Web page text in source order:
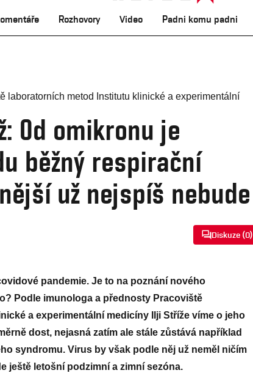
Rozhovory Video Padni komu padni
Od omikronu je
běžný respirační
už nejspíš nebude
Diskuze (0)
pandemie. Je to na poznání nového
Podle imunologa a přednosty Pracoviště
a experimentální medicíny Ilji Stříže víme o jeho
dost, nejasná zatím ale stále zůstává například
syndromu. Virus by však podle něj už neměl ničím
ještě letošní podzimní a zimní sezóna.